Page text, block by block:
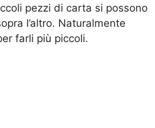
pezzi di carta si possono
l’altro. Naturalmente
farli più piccoli.